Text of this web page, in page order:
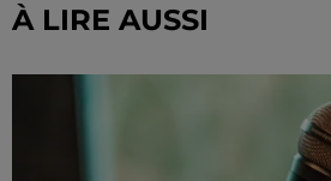
À LIRE AUSSI